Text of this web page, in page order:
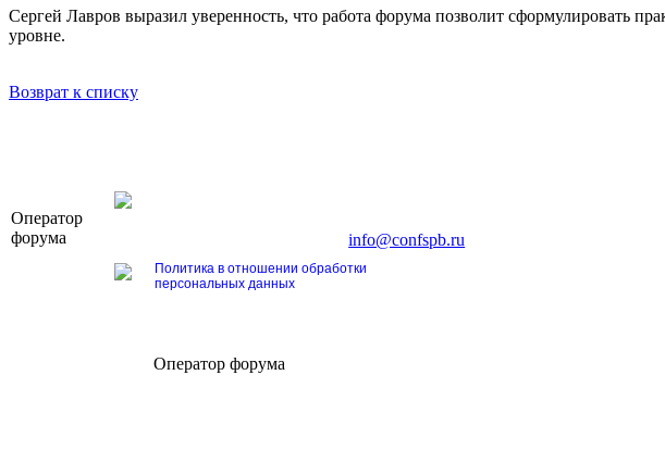
Сергей Лавров выразил уверенность, что работа форума позволит сформулировать
уровне.
Возврат к списку
Оператор
форума
Тел. +7 (812) 327-93-70, E-mail:info@confspb.ru
Политика в отношении обработки
персональных данных
Оператор форума